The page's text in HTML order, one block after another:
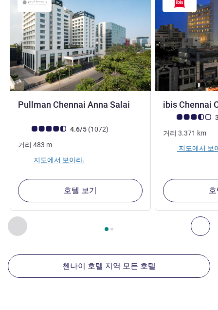
이전 - 주변에 있는 다른 시설 다
2/ 페이지 , 주변에 있는 다른 시설 1 :, 주변에 있는 다른 시
Pullman Chennai Anna Salai
고객 평점 (ALL 평가)
4.6/5 (1072리뷰
)
거리 483 m
지도에서 보아라.
호텔 보기
ibis Chennai
고객 평점 (ALL 평
거리 3.371 km
지도에서 보
첸나이 호텔 지역 모든 호텔